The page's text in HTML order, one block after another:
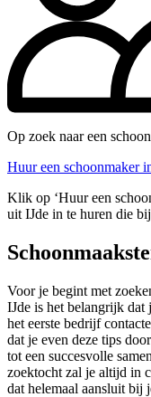
Op zoek naar een
Huur een schoonmaker
Klik op ‘Huur een
uit IJde in te huren die
Voor je begint met
IJde is het belangrijk dat
het eerste bedrijf
dat je even deze tips
tot een succesvolle
zoektocht zal je altijd in
dat helemaal aansluit bij